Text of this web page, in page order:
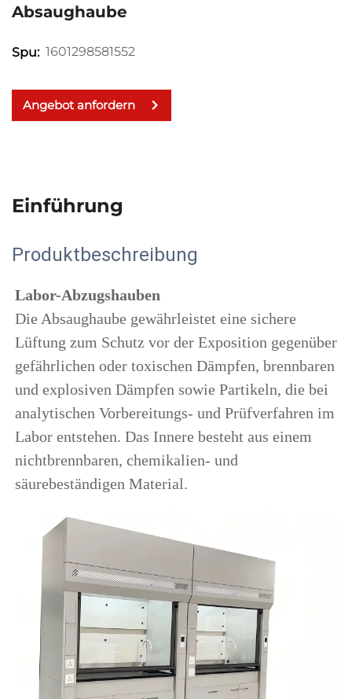
Absaughaube
Spu: 1601298581552
Angebot anfordern
Einführung
Produktbeschreibung
Labor-Abzugshauben
Die Absaughaube gewährleistet eine sichere
Lüftung zum Schutz vor der Exposition gegenüber
gefährlichen oder toxischen Dämpfen, brennbaren
und explosiven Dämpfen sowie Partikeln, die bei
analytischen Vorbereitungs- und Prüfverfahren im
Labor entstehen. Das Innere besteht aus einem
nichtbrennbaren, chemikalien- und
säurebeständigen Material.